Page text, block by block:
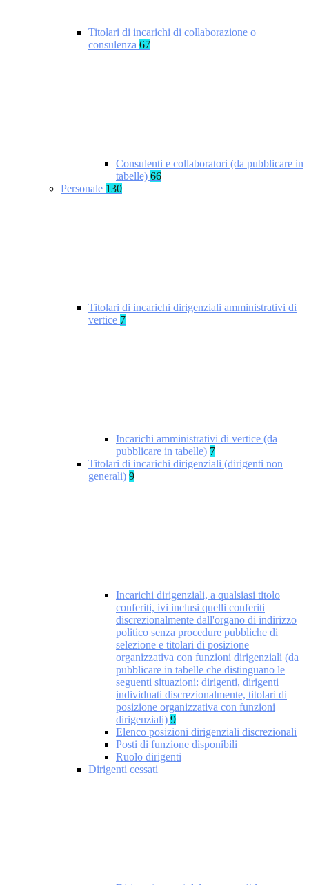
Titolari di incarichi di collaborazione o
consulenza 67
Consulenti e collaboratori (da pubblicare in
tabelle) 66
Personale 130
Titolari di incarichi dirigenziali amministrativi di
vertice 7
Incarichi amministrativi di vertice (da
pubblicare in tabelle) 7
Titolari di incarichi dirigenziali (dirigenti non
generali) 9
Incarichi dirigenziali, a qualsiasi titolo
conferiti, ivi inclusi quelli conferiti
discrezionalmente dall'organo di indirizzo
politico senza procedure pubbliche di
selezione e titolari di posizione
organizzativa con funzioni dirigenziali (da
pubblicare in tabelle che distinguano le
seguenti situazioni: dirigenti, dirigenti
individuati discrezionalmente, titolari di
posizione organizzativa con funzioni
dirigenziali) 9
Elenco posizioni dirigenziali discrezionali
Posti di funzione disponibili
Ruolo dirigenti
Dirigenti cessati